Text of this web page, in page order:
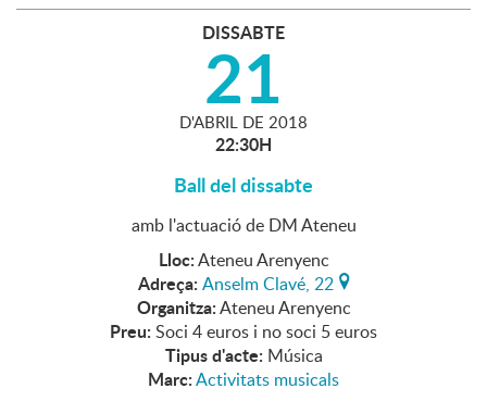
DISSABTE
21
D'ABRIL DE 2018
22:30H
Ball del dissabte
amb l'actuació de DM Ateneu
Lloc:Ateneu Arenyenc
Adreça: Anselm Clavé, 22
Organitza:Ateneu Arenyenc
Preu: Soci 4 euros i no soci 5 euros
Tipus d'acte: Música
Marc:Activitats musicals